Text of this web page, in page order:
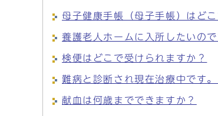
母子健康手帳（母子手帳）はど
養護老人ホームに入所したいので
検便はどこで受けられますか？
難病と診断され現在治療中です
献血は何歳までできますか？